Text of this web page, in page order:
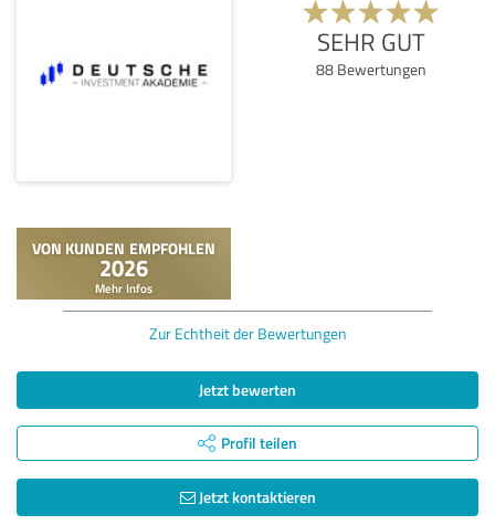
SEHR GUT
88 Bewertungen
Zur Echtheit der Bewertungen
Jetzt bewerten
Profil teilen
Jetzt kontaktieren